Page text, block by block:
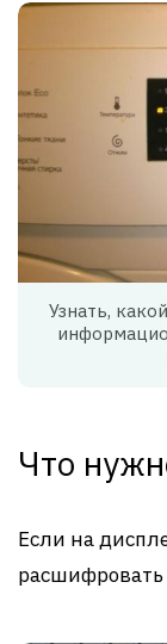
Узнать,
Что
Если на